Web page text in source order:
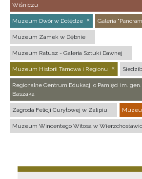
Wiśniczu
Muzeum Dwór w Dołędze Galeria
Muzeum Zamek w Dębnie
Muzeum Ratusz - Galeria Sztuki Dawnej
Muzeum Historii Tarnowa i Regionu
Regionalne Centrum Edukacji o Pamięci im.
Baszaka
Zagroda Felicji Curyłowej w Zalipiu
Muzeum Wincentego Witosa w